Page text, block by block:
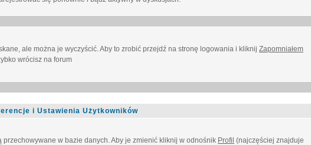
ale można je wyczyścić. Aby to zrobić przejdź na stronę logowania i kliknij Zapomniałem
wrócisz na forum
i Ustawienia Użytkowników
w bazie danych. Aby je zmienić kliknij w odnośnik Profil (najczęściej znajduje